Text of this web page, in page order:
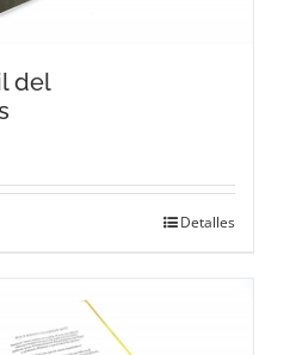
del
Detalles